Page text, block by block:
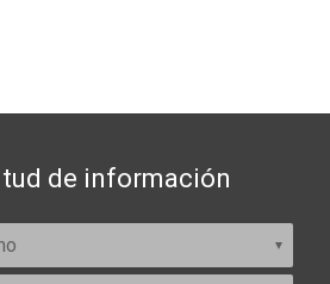
de información